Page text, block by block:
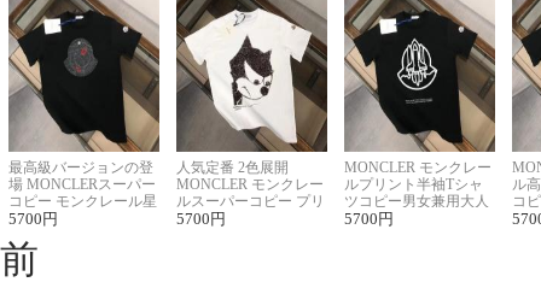
最高級バージョンの登
場 MONCLERスーパー
コピー モンクレール星
座半袖Tシャツ
5700 円
人気定番 2色展開
MONCLER モンクレー
ルスーパーコピー プリ
ント半袖Tシャツ
5700 円
MONCLER モンクレー
ルプリント半袖Tシャ
ツコピー男女兼用大人
可愛い春夏コーデ
5700 円
ル
コ
ィ
前